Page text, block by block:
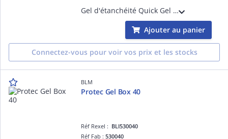
Gel d'étanchéité Quick Gel IP68 250ml. 1seul flacon avec polymérisateur pré-intégré : le mélange s'effectue directement dans le flacon. Possibilité d'intervenir sur les connexions et de ré-utiliser le même gel pour restaurer l'étanchéité
Ajouter au panier
Connectez-vous pour voir vos prix et les stocks
BLM
Protec Gel Box 40
Réf Rexel : BLI530040
Réf Fab :530040